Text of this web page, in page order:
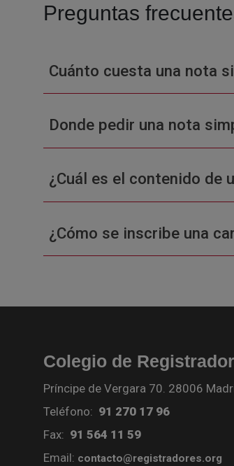
Preguntas
Cuánto cuesta una nota
Donde pedir una nota
¿Cuál es el contenido de
¿Cómo se inscribe una
Colegio de
Príncipe de Vergara 70. 28006
Teléfono: 91 270 17 96
Fax: 91 564 11 59
Email: contacto@registradores.org